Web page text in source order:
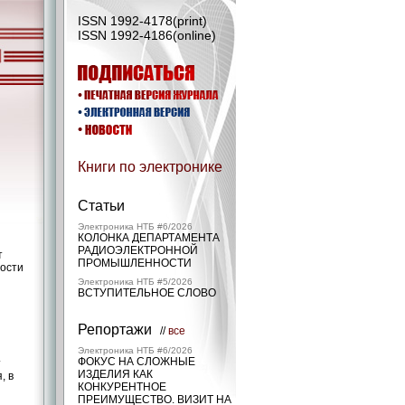
ISSN 1992-4178(print)
ISSN 1992-4186(online)
Книги по электронике
Статьи
Электроника НТБ #6/2026
КОЛОНКА ДЕПАРТАМЕНТА
РАДИОЭЛЕКТРОННОЙ
ПРОМЫШЛЕННОСТИ
Электроника НТБ #5/2026
ВСТУПИТЕЛЬНОЕ СЛОВО
Репортажи //все
Электроника НТБ #6/2026
ФОКУС НА СЛОЖНЫЕ
ИЗДЕЛИЯ КАК
КОНКУРЕНТНОЕ
ПРЕИМУЩЕСТВО. ВИЗИТ НА
в